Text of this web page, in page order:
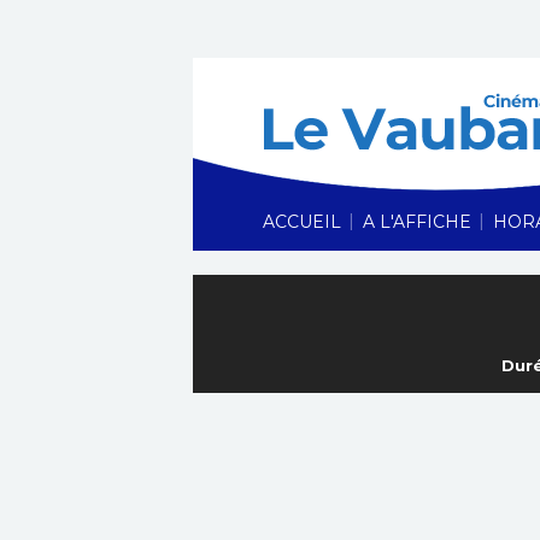
ACCUEIL | A L'AFFICHE |